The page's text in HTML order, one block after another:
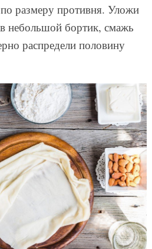
размеру противня. Уложи
небольшой бортик, смажь
распредели половину